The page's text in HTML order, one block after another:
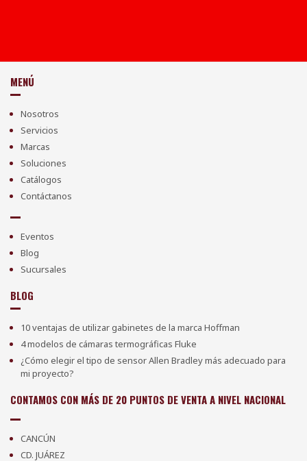
MENÚ
Nosotros
Servicios
Marcas
Soluciones
Catálogos
Contáctanos
Eventos
Blog
Sucursales
BLOG
10 ventajas de utilizar gabinetes de la marca Hoffman
4 modelos de cámaras termográficas Fluke
¿Cómo elegir el tipo de sensor Allen Bradley más adecuado para
mi proyecto?
CONTAMOS CON MÁS DE 20 PUNTOS DE VENTA A NIVEL NACIONAL
CANCÚN
CD. JUÁREZ